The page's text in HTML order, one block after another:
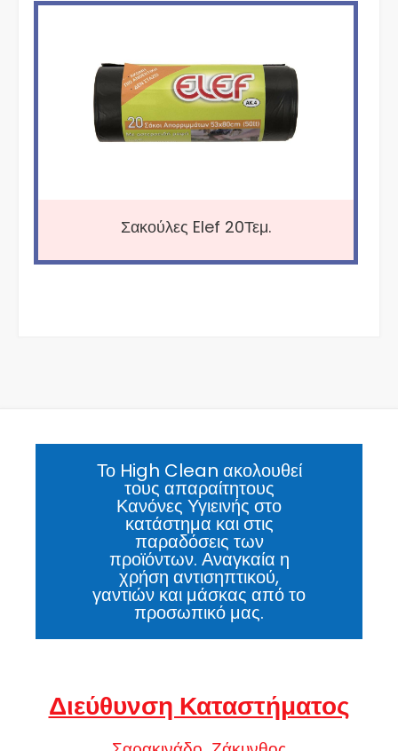
Σακούλες Elef 20Τεμ.
Το High Clean ακολουθεί
τους απαραίτητους
Κανόνες Υγιεινής στο
κατάστημα και στις
παραδόσεις των
προϊόντων. Αναγκαία η
χρήση αντισηπτικού,
γαντιών και μάσκας από το
προσωπικό μας.
Διεύθυνση Καταστήματος